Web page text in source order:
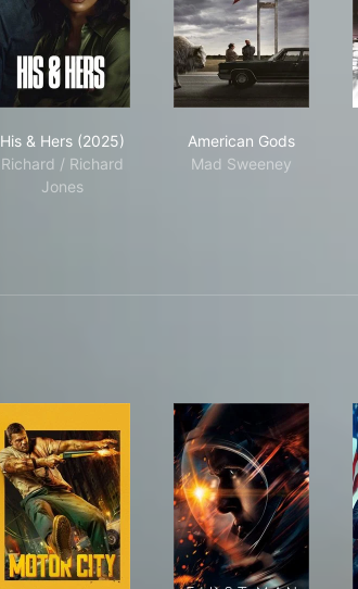
His & Hers (2025)
Richard / Richard
Jones
American Gods
Mad Sweeney